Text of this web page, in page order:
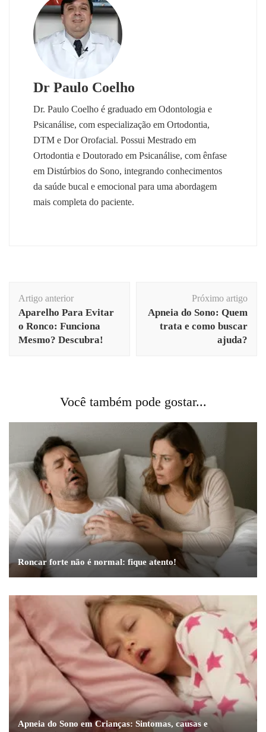
Dr Paulo Coelho
Dr. Paulo Coelho é graduado em Odontologia e
Psicanálise, com especialização em Ortodontia,
DTM e Dor Orofacial. Possui Mestrado em
Ortodontia e Doutorado em Psicanálise, com ênfase
em Distúrbios do Sono, integrando conhecimentos
da saúde bucal e emocional para uma abordagem
mais completa do paciente.
de
post
Artigo anterior
Aparelho Para Evitar
o Ronco: Funciona
Mesmo? Descubra!
Próximo artigo
Apneia do Sono: Quem
trata e como buscar
ajuda?
Você também pode gostar...
Roncar forte não é normal: fique atento!
Apneia do Sono em Crianças: Sintomas, causas e